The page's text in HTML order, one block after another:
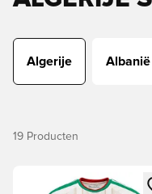
Algerije Albanië
19 Producten
Opent een venster